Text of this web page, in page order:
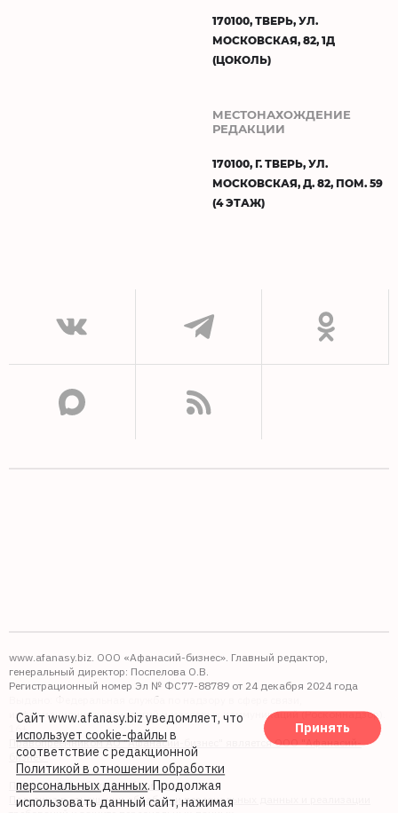
170100, ТВЕРЬ, УЛ.
МОСКОВСКАЯ, 82, 1Д
(ЦОКОЛЬ)
МЕСТОНАХОЖДЕНИЕ
РЕДАКЦИИ
170100, Г. ТВЕРЬ, УЛ.
МОСКОВСКАЯ, Д. 82, ПОМ. 59
(4 ЭТАЖ)
www.afanasy.biz. ООО «Афанасий-бизнес». Главный редактор,
генеральный директор: Поспелова О.В.
Регистрационный номер Эл № ФС77-88789 от 24 декабря 2024 года
Выдано: Федеральная служба по надзору в сфере связи,
информационных технологий и массовых коммуникаций (Роскомнадзор).
Правопреемником АО "Афанасий-бизнес" является ООО "Афанасий-
бизнес"
Политика обработки файлов cookie
Политика в отношении обработки персональных данных и реализации
Сайт www.afanasy.biz уведомляет, что
использует cookie-файлы в
соответствие с редакционной
Политикой в отношении обработки
персональных данных. Продолжая
использовать данный сайт, нажимая
Принять